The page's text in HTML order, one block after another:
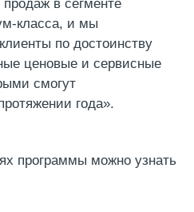
в сегменте
класса, и мы
по достоинству
ценовые и сервисные
смогут
года».
программы можно узнать